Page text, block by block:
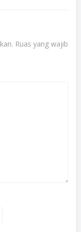
Ruas yang wajib